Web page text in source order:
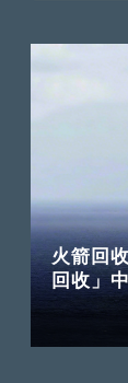
火箭回
回收」